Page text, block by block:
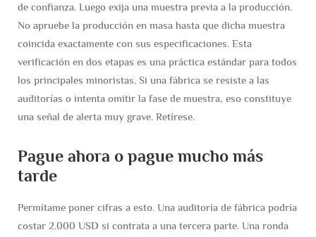
de confianza. Luego exija una muestra previa a la producción.
No apruebe la producción en masa hasta que dicha muestra
coincida exactamente con sus especificaciones. Esta
verificación en dos etapas es una práctica estándar para todos
los principales minoristas. Si una fábrica se resiste a las
auditorías o intenta omitir la fase de muestra, eso constituye
una señal de alerta muy grave. Retírese.
Pague ahora o pague mucho más
tarde
Permítame poner cifras a esto. Una auditoría de fábrica podría
costar 2.000 USD si contrata a una tercera parte. Una ronda